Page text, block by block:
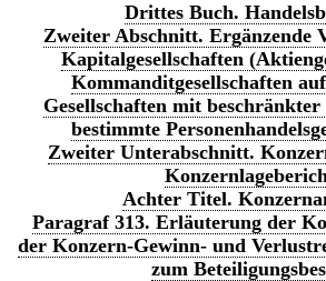
Drittes Buch.
Zweiter Abschnitt. Ergänzende
Kapitalgesellschaften
Kommanditgesellschaften
Gesellschaften mit
bestimmte
Zweiter Unterabschnitt.
Achter Titel.
Paragraf 313. Erläuterung der
der Konzern-Gewinn- und
zum